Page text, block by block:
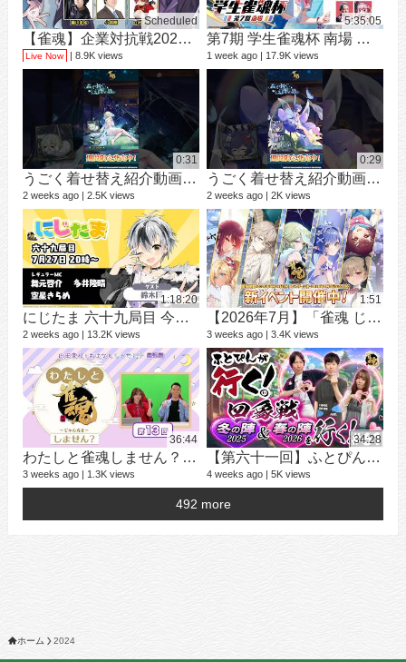
Scheduled
【雀魂】企業対抗戦2026【予選】
Live Now 8.9K views
5:35:05
第7期 学生雀魂杯 南場 決勝
1 week ago 17.9K views
0:31
うごく着せ替え紹介動画 ミラ #shorts
2 weeks ago 2.5K views
0:29
うごく着せ替え紹介動画 七海 礼奈 #shorts
2 weeks ago 2K views
1:18:20
にじたま 六十九局目 今日は何のルールで遊ぼうかにゃ？
2 weeks ago 13.2K views
1:51
【2026年7月】「雀魂 じゃんたま」 イベント 新内容一覧
3 weeks ago 3.4K views
36:44
わたしと雀魂しません？ 第13回目内田真礼とおはなししません！？
3 weeks ago 1.3K views
34:28
【第六十一回】ふとぴんが行く！四象戦 冬の陣25/春の陣26 編
4 weeks ago 5K views
492 more
ホーム 2024